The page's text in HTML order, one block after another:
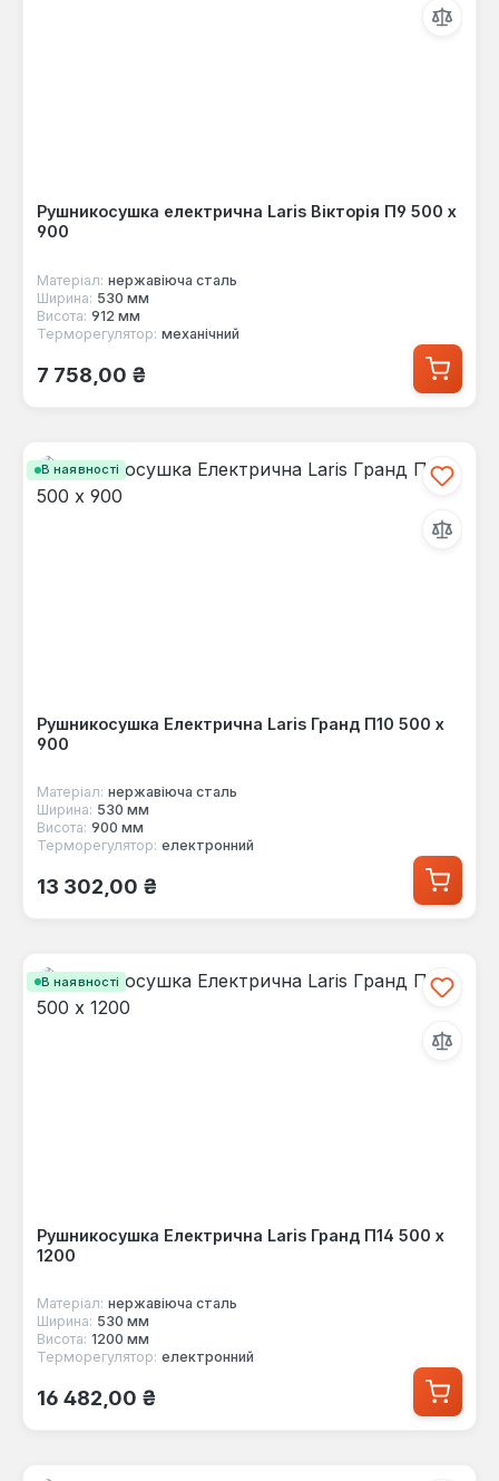
Рушникосушка електрична Laris Вікторія П9 500 х
900
Матеріал: нержавіюча сталь
Ширина: 530 мм
Висота: 912 мм
Терморегулятор: механічний
Звичайна ціна:
7 758,00 ₴
В наявності
Рушникосушка Електрична Laris Гранд П10 500 х
900
Матеріал: нержавіюча сталь
Ширина: 530 мм
Висота: 900 мм
Терморегулятор: електронний
Звичайна ціна:
13 302,00 ₴
В наявності
Рушникосушка Електрична Laris Гранд П14 500 х
1200
Матеріал: нержавіюча сталь
Ширина: 530 мм
Висота: 1200 мм
Терморегулятор: електронний
Звичайна ціна:
16 482,00 ₴